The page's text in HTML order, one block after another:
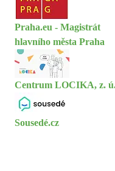
Praha.eu - Magistrát
hlavního města Praha
Centrum LOCIKA, z.
Sousedé.cz